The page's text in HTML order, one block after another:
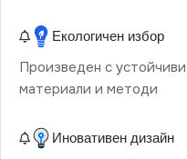
Екологичен избор
Произведен с устойчиви
материали и методи
Иновативен дизайн